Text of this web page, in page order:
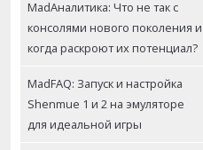
MadАналитика: Что не так с
консолями нового поколения и
когда раскроют их потенциал?
MadFAQ: Запуск и настройка
Shenmue 1 и 2 на эмуляторе
для идеальной игры